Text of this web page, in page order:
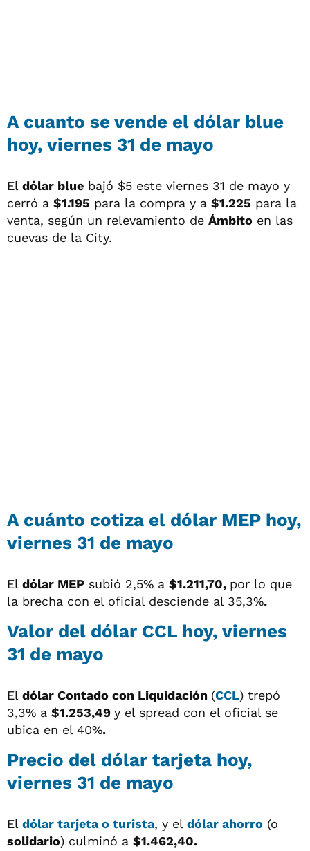
A cuanto se vende el dólar blue
hoy, viernes 31 de mayo
El dólar blue bajó $5 este viernes 31 de mayo y
cerró a $1.195 para la compra y a $1.225 para la
venta, según un relevamiento de Ámbito en las
cuevas de la City.
A cuánto cotiza el dólar MEP hoy,
viernes 31 de mayo
El dólar MEP subió 2,5% a $1.211,70, por lo que
la brecha con el oficial desciende al 35,3%.
Valor del dólar CCL hoy, viernes
31 de mayo
El dólar Contado con Liquidación (CCL) trepó
3,3% a $1.253,49 y el spread con el oficial se
ubica en el 40%.
Precio del dólar tarjeta hoy,
viernes 31 de mayo
El dólar tarjeta o turista, y el dólar ahorro (o
solidario) culminó a $1.462,40.